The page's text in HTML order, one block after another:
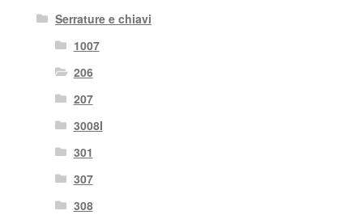
Serrature e chiavi
1007
206
207
3008I
301
307
308